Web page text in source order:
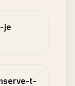
je
t-